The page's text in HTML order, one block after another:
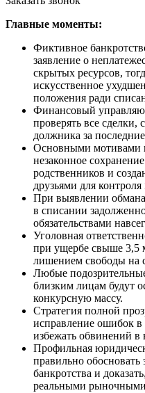
Главные моменты:
Фиктивное
заявление о
скрытых ресурсов,
искусственное
положения ради
Финансовый
проверять все сделки,
должника за
Основными мотивами
незаконное
родственников и
друзьями для
При выявлении обмана
в списании
обязательствами
Уголовная
при ущербе свыше 3,5
лишением свободы на
Любые
близким лицам будут
конкурсную массу.
Стратегия полной
исправление ошибок
избежать обвинений в
Профильная
правильно
банкротства и
реальными